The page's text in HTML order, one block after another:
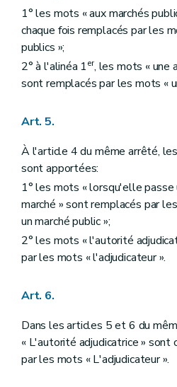
1° les mots « aux marchés
chaque fois remplacés par les
publics »;
2° à l'alinéa 1er, les mots « une
sont remplacés par les mots «
Art. 5.
À l'article 4 du même arrêté,
sont apportées:
1° les mots « lorsqu'elle passe
marché » sont remplacés par
un marché public »;
2° les mots « l'autorité
par les mots « l'adjudicateur ».
Art. 6.
Dans les articles 5 et 6 du
« L'autorité adjudicatrice » sont
par les mots « L'adjudicateur ».